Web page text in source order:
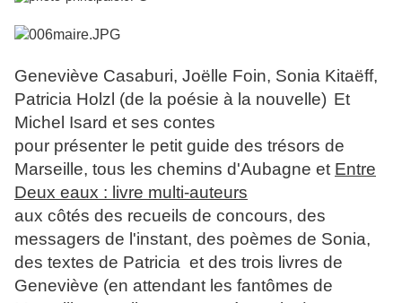
Geneviève Casaburi, Joëlle Foin, Sonia Kitaëff,
Patricia Holzl (de la poésie à la nouvelle) Et
Michel Isard et ses contes
pour présenter le petit guide des trésors de
Marseille, tous les chemins d'Aubagne et Entre
Deux eaux : livre multi-auteurs
aux côtés des recueils de concours, des
messagers de l'instant, des poèmes de Sonia,
des textes de Patricia et des trois livres de
Geneviève (en attendant les fantômes de